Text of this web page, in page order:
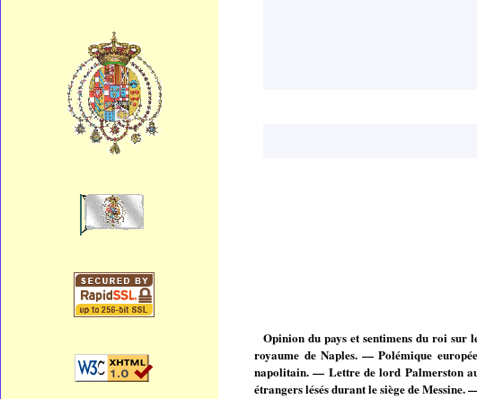
Opinion du pays et sentimens du roi
royaume de Naples. — Polémique
napolitain. — Lettre de lord Palmerston
étrangers lésés durant le siège de